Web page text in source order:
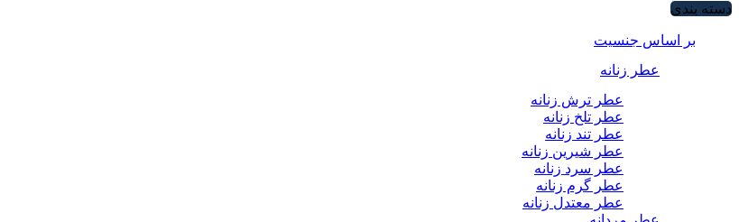
دسته بندی
بر اساس جنسیت
عطر زنانه
عطر ترش زنانه
عطر تلخ زنانه
عطر تند زنانه
عطر شیرین زنانه
عطر سرد زنانه
عطر گرم زنانه
عطر معتدل زنانه